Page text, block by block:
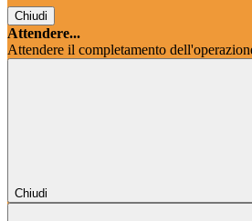
Chiudi
Attendere...
Attendere il completamento
Chiudi